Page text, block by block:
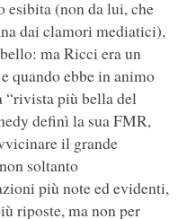
esibita (non da lui, che
dai clamori mediatici),
ma Ricci era un
quando ebbe in animo
“rivista più bella del
definì la sua FMR,
il grande
soltanto
più note ed evidenti,
riposte, ma non per